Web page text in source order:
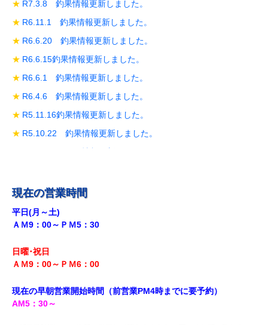
R7.3.8 釣果情報更新しました。
R6.11.1 釣果情報更新しました。
R6.6.20 釣果情報更新しました。
R6.6.15釣果情報更新しました。
R6.6.1 釣果情報更新しました。
R6.4.6 釣果情報更新しました。
R5.11.16釣果情報更新しました。
R5.10.22 釣果情報更新しました。
R5.9.28 釣果情報更新しました。
R5.9.18釣果情報更新しました。
R5.8.12 釣果情報更新しました。
R5.7.29 釣果情報更新しました。
R5.7.27 釣果情報更新しました。
R5.7.16 釣果情報更新しました。
現在の営業時間
平日(月～土)
ＡＭ9：00～ＰＭ5：30
日曜･祝日
ＡＭ9：00～ＰＭ6 ：00
現在の早朝営業開始時間（前営業PM4時までに要予約）
AM5 ：30～